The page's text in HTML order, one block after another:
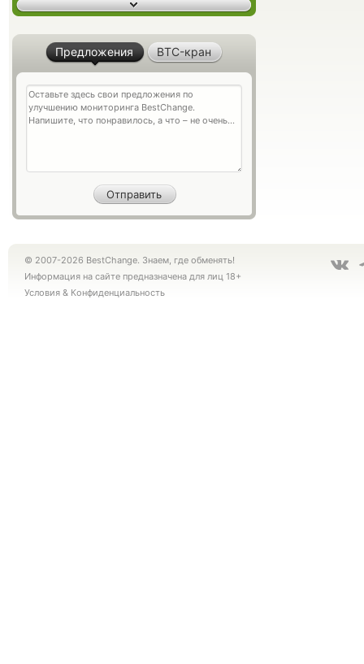
Предложения BTC-кран
© 2007-2026 BestChange. Знаем, где обменять!
Информация на сайте предназначена для лиц 18+
Условия & Конфиденциальность